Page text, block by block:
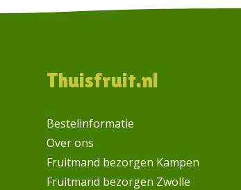
Thuisfruit.nl
Bestelinformatie
Over ons
Fruitmand bezorgen Kampen
Fruitmand bezorgen Zwolle